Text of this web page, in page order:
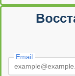
Email